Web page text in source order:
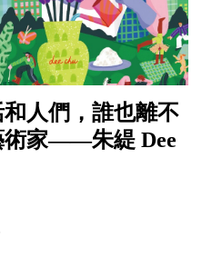
和人們，誰也離不
術家——朱緹 Dee